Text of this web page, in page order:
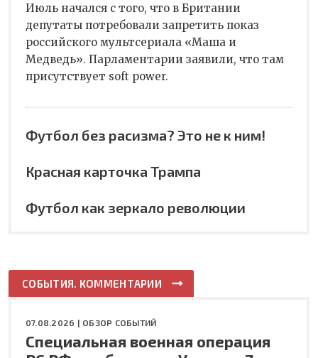
Июль начался с того, что в Британии
депутаты потребовали запретить показ
российского мультсериала «Маша и
Медведь». Парламентарии заявили, что там
присутствует soft power.
Футбол без расизма? Это не к ним!
Красная карточка Трампа
Футбол как зеркало революции
СОБЫТИЯ. КОММЕНТАРИИ
07.08.2026 | ОБЗОР СОБЫТИЙ
Специальная военная операция